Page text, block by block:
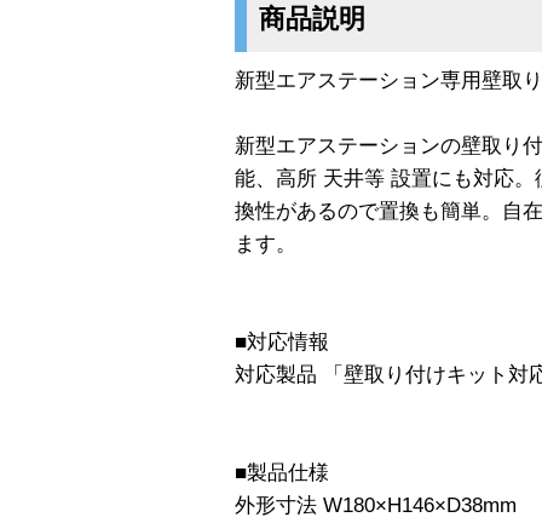
商品説明
新型エアステーション専用壁取
新型エアステーションの壁取り
能、高所 天井等 設置にも対応
換性があるので置換も簡単。自
ます。
■対応情報
対応製品 「壁取り付けキット対
■製品仕様
外形寸法 W180×H146×D38mm